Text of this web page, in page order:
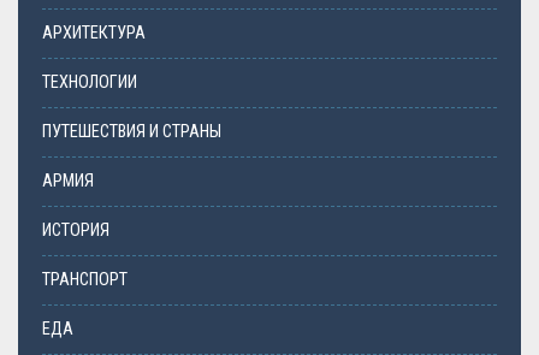
АРХИТЕКТУРА
ТЕХНОЛОГИИ
ПУТЕШЕСТВИЯ И СТРАНЫ
АРМИЯ
ИСТОРИЯ
ТРАНСПОРТ
ЕДА